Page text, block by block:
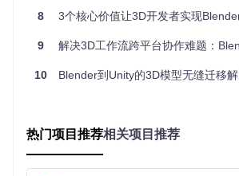
图1：Blender偏好设置中启用Unity FBX导
2.2 场景自适应参数配置
插件根据选择的导出对象类型（静态网格/
性
骨骼动画：自动过滤非变形骨骼，保留
复杂集合：智能处理实例化对象和修改
8 3个核心价值让3D开发者实现Blender与Unity
9 解决3D工作流跨平台协作难题：Blender到Unity无
10 Blender到Unity的3D模型无缝迁移解决方案：从问题诊
热门项目推荐相关项目推荐